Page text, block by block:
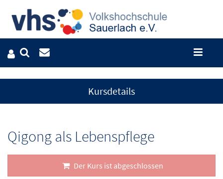
Kursdetails
Qigong als Lebenspflege
Der Kurs ist abgeschlossen